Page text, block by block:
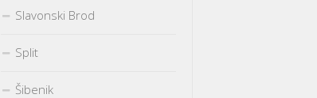
Slavonski Brod
Split
Šibenik